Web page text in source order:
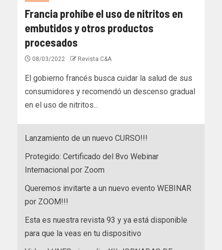
Francia prohíbe el uso de nitritos en
embutidos y otros productos
procesados
08/03/2022 Revista C&A
El gobierno francés busca cuidar la salud de sus
consumidores y recomendó un descenso gradual
en el uso de nitritos...
Lanzamiento de un nuevo CURSO!!!
Protegido: Certificado del 8vo Webinar
Internacional por Zoom
Queremos invitarte a un nuevo evento WEBINAR
por ZOOM!!!
Esta es nuestra revista 93 y ya está disponible
para que la veas en tu dispositivo